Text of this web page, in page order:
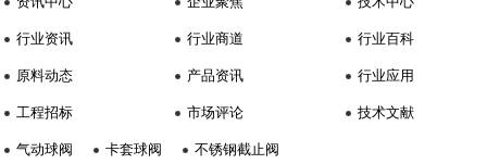
行业资讯
原料动态
工程招标
行业商道
产品资讯
市场评论
行业百科
行业应用
技术文献
气动球阀 卡套球阀 不锈钢截止阀